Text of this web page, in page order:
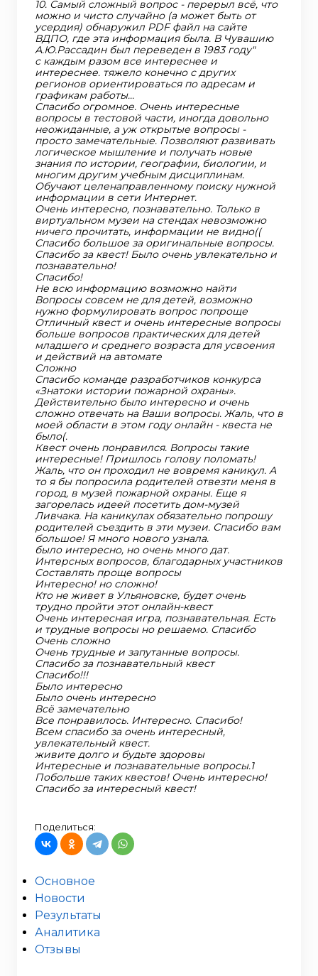
10. Самый сложный вопрос - перерыл всё, что
можно и чисто случайно (а может быть от
усердия) обнаружил PDF файл на сайте
ВДПО, где эта информация была. В Чувашию
А.Ю.Рассадин был переведен в 1983 году"
с каждым разом все интереснее и
интереснее. тяжело конечно с других
регионов ориентироваться по адресам и
графикам работы...
Спасибо огромное. Очень интересные
вопросы в тестовой части, иногда довольно
неожиданные, а уж открытые вопросы -
просто замечательные. Позволяют развивать
логическое мышление и получать новые
знания по истории, географии, биологии, и
многим другим учебным дисциплинам.
Обучают целенаправленному поиску нужной
информации в сети Интернет.
Очень интересно, познавательно. Только в
виртуальном музеи на стендах невозможно
ничего прочитать, информации не видно((
Спасибо большое за оригинальные вопросы.
Спасибо за квест! Было очень увлекательно и
познавательно!
Спасибо!
Не всю информацию возможно найти
Вопросы совсем не для детей, возможно
нужно формулировать вопрос попроще
Отличный квест и очень интересные вопросы
больше вопросов практических для детей
младшего и среднего возраста для усвоения
и действий на автомате
Сложно
Спасибо команде разработчиков конкурса
«Знатоки истории пожарной охраны».
Действительно было интересно и очень
сложно отвечать на Ваши вопросы. Жаль, что в
моей области в этом году онлайн - квеста не
было(.
Квест очень понравился. Вопросы такие
интересные! Пришлось голову поломать!
Жаль, что он проходил не вовремя каникул. А
то я бы попросила родителей отвезти меня в
город, в музей пожарной охраны. Еще я
загорелась идеей посетить дом-музей
Ливчака. На каникулах обязательно попрошу
родителей съездить в эти музеи. Спасибо вам
большое! Я много нового узнала.
было интересно, но очень много дат.
Интерсных вопросов, благодарных участников
Составлять проще вопросы
Интересно! но сложно!
Кто не живет в Ульяновске, будет очень
трудно пройти этот онлайн-квест
Очень интересная игра, познавательная. Есть
и трудные вопросы но решаемо. Спасибо
Очень сложно
Очень трудные и запутанные вопросы.
Спасибо за познавательный квест
Спасибо!!!
Было интересно
Было очень интересно
Всё замечательно
Все понравилось. Интересно. Спасибо!
Всем спасибо за очень интересный,
увлекательный квест.
живите долго и будьте здоровы
Интересные и познавательные вопросы.1
Побольше таких квестов! Очень интересно!
Спасибо за интересный квест!
Поделиться:
Основное
Новости
Результаты
Аналитика
Отзывы